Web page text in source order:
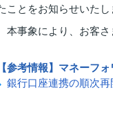
ことをお知らせいたし
本事象により、お客
【参考情報】マネーフ
銀行口座連携の順次再